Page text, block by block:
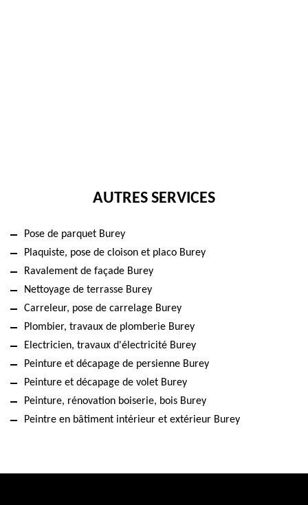
AUTRES SERVICES
Pose de parquet Burey
Plaquiste, pose de cloison et placo Burey
Ravalement de façade Burey
Nettoyage de terrasse Burey
Carreleur, pose de carrelage Burey
Plombier, travaux de plomberie Burey
Electricien, travaux d'électricité Burey
Peinture et décapage de persienne Burey
Peinture et décapage de volet Burey
Peinture, rénovation boiserie, bois Burey
Peintre en bâtiment intérieur et extérieur Burey